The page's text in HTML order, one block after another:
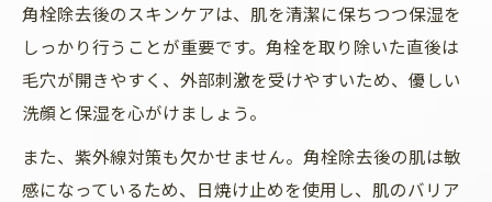
角栓除去後のスキンケアは、肌を清潔に保ちつつ保湿を
しっかり行うことが重要です。角栓を取り除いた直後は
毛穴が開きやすく、外部刺激を受けやすいため、優しい
洗顔と保湿を心がけましょう。
また、紫外線対策も欠かせません。角栓除去後の肌は敏
感になっているため、日焼け止めを使用し、肌のバリア